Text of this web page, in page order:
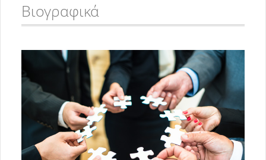
Βιογραφικά